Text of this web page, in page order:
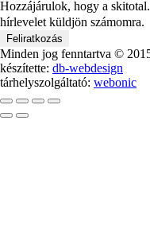
Hozzájárulok, hogy a
hírlevelet küldjön számomra.
Minden jog fenntartva ©
készítette: db-webdesign
tárhelyszolgáltató: webonic